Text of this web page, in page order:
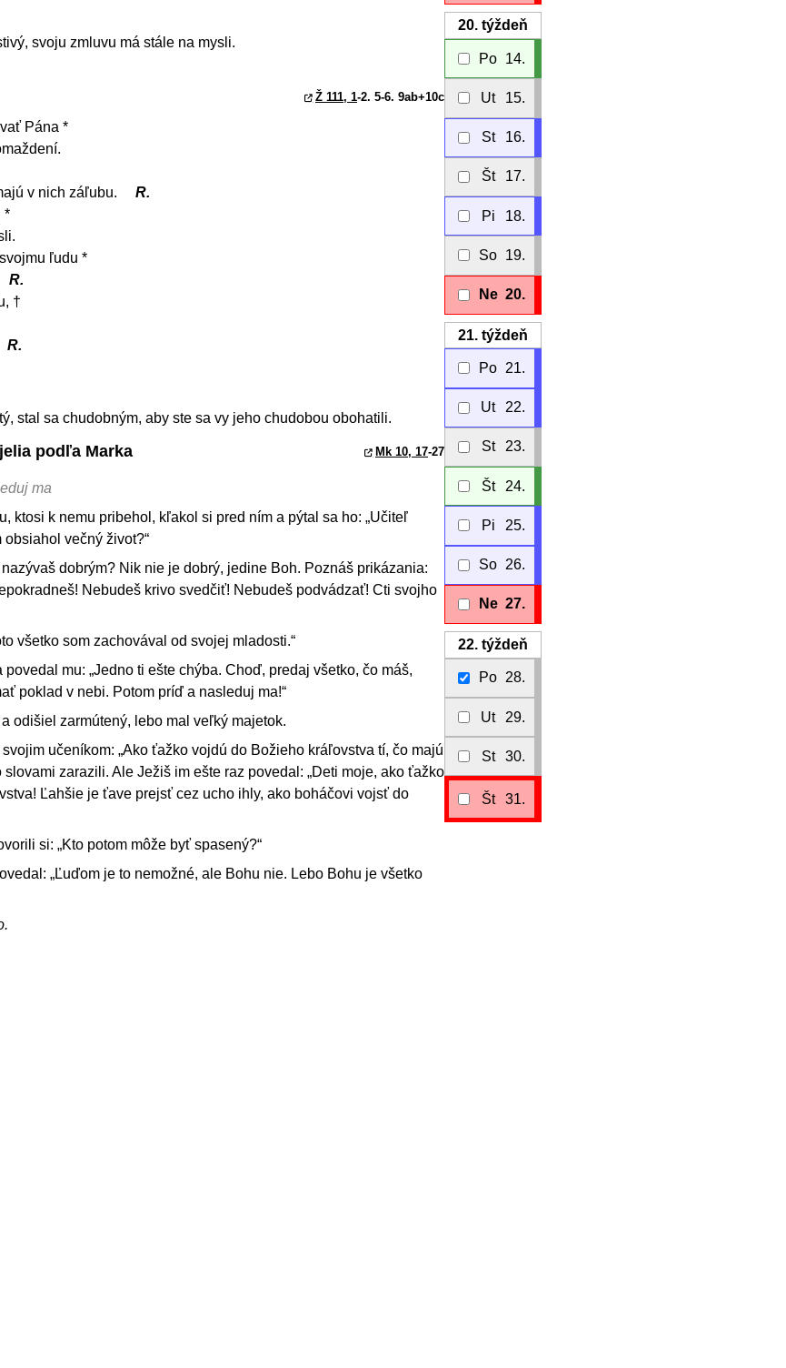
svoju zmluvu má stále na mysli.
Ž 111, 1-2. 5-6. 9ab+10c
Pána *
v nich záľubu.
R.
*
ľudu *
R.
†
R.
stal sa chudobným, aby ste sa vy jeho chudobou obohatili.
podľa Marka Mk 10, 17-27
ma
ktosi k nemu pribehol, kľakol si pred ním a pýtal sa ho: „Učiteľ
večný život?“
dobrým? Nik nie je dobrý, jedine Boh. Poznáš prikázania:
Nebudeš krivo svedčiť! Nebudeš podvádzať! Cti svojho
všetko som zachovával od svojej mladosti.“
mu: „Jedno ti ešte chýba. Choď, predaj všetko, čo máš,
poklad v nebi. Potom príď a nasleduj ma!“
odišiel zarmútený, lebo mal veľký majetok.
učeníkom: „Ako ťažko vojdú do Božieho kráľovstva tí, čo majú
slovami zarazili. Ale Ježiš im ešte raz povedal: „Deti moje, ako ťažko
Ľahšie je ťave prejsť cez ucho ihly, ako boháčovi vojsť do
si: „Kto potom môže byť spasený?“
„Ľuďom je to nemožné, ale Bohu nie. Lebo Bohu je všetko
20. týždeň
Po 14.
Ut 15.
St 16.
Št 17.
Pi 18.
So 19.
Ne 20.
21. týždeň
Po 21.
Ut 22.
St 23.
Št 24.
Pi 25.
So 26.
Ne 27.
22. týždeň
Po 28.
Ut 29.
St 30.
Št 31.